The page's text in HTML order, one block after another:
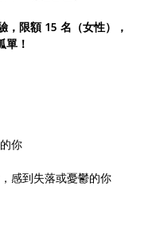
，限額 15 名（女性），
單！
你
感到失落或憂鬱的你